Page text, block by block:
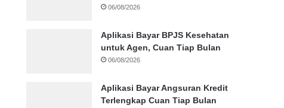
06/08/2026
Aplikasi Bayar BPJS Kesehatan
untuk Agen, Cuan Tiap Bulan
06/08/2026
Aplikasi Bayar Angsuran Kredit
Terlengkap Cuan Tiap Bulan